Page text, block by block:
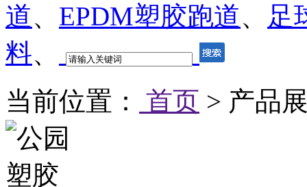
道、 EPDM塑胶跑道、 足
料、
当前位置：
首页 > 产品